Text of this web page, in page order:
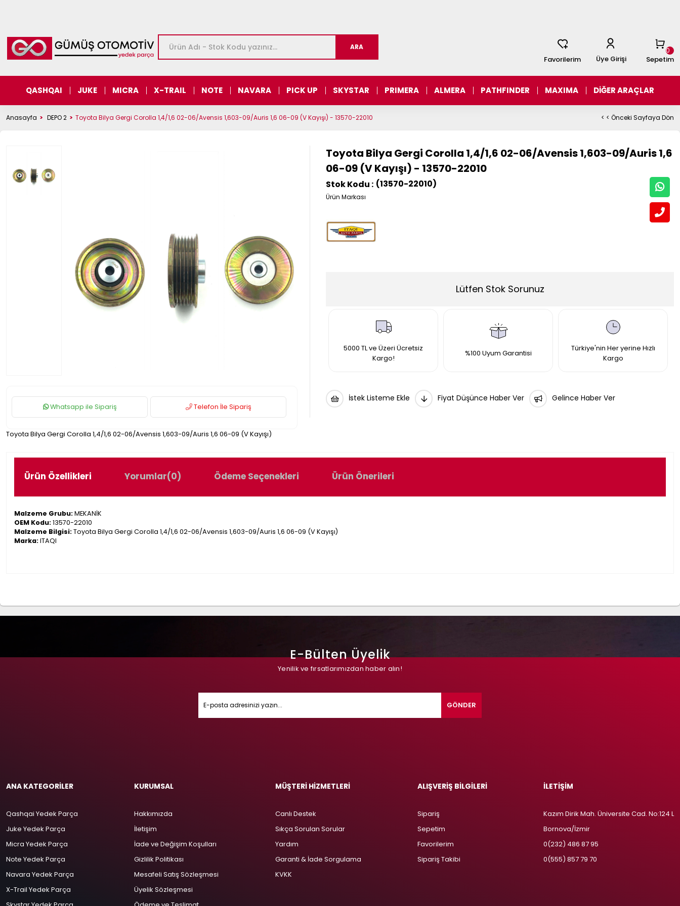
Sepetim
0
Favorilerim
Üye Girişi
QASHQAI JUKE MICRA X-TRAIL NOTE NAVARA PICK UP SKYSTAR PRIMERA ALMERA PATHFINDER MAXIMA DİĞER ARAÇLAR
Anasayfa DEPO 2 Toyota Bilya Gergi Corolla 1,4/1,6 02-06/Avensis 1,603-09/Auris 1,6 06-09 (V Kayışı) - 13570-22010 < < Önceki Sayfaya Dön
Whatsapp ile Sipariş Telefon İle Sipariş
Toyota Bilya Gergi Corolla 1,4/1,6 02-06/Avensis 1,603-09/Auris 1,6 06-09 (V Kayışı)
Toyota Bilya Gergi Corolla 1,4/1,6 02-06/Avensis 1,603-09/Auris 1,6
06-09 (V Kayışı) - 13570-22010
(13570-22010)
Lütfen Stok Sorunuz
5000 TL ve Üzeri Ücretsiz
Kargo!
%100 Uyum Garantisi
Türkiye'nin Her yerine Hızlı
Kargo
İstek Listeme Ekle Fiyat Düşünce Haber Ver Gelince Haber Ver
Ürün Özellikleri Yorumlar(0) Ödeme Seçenekleri Ürün Önerileri
Malzeme Grubu:MEKANİK
OEM Kodu:13570-22010
Malzeme Bilgisi:Toyota Bilya Gergi Corolla 1,4/1,6 02-06/Avensis 1,603-09/Auris 1,6 06-09 (V Kayışı)
Marka:ITAQI
E-Bülten Üyelik
Yenilik ve fırsatlarımızdan haber alın!
GÖNDER
ANA KATEGORİLER
Qashqai Yedek Parça
Juke Yedek Parça
Micra Yedek Parça
Note Yedek Parça
Navara Yedek Parça
X-Trail Yedek Parça
KURUMSAL
Hakkımızda
İletişim
İade ve Değişim Koşulları
Gizlilik Politikası
Mesafeli Satış Sözleşmesi
Üyelik Sözleşmesi
MÜŞTERİ HİZMETLERİ
Canlı Destek
Sıkça Sorulan Sorular
Yardım
Garanti & İade Sorgulama
KVKK
ALIŞVERİŞ BİLGİLERİ
Sipariş
Sepetim
Favorilerim
Sipariş Takibi
İLETİŞİM
Kazım Dirik Mah. Üniversite Cad. No:124 L
Bornova/İzmir
0(232) 486 87 95
0(555) 857 79 70